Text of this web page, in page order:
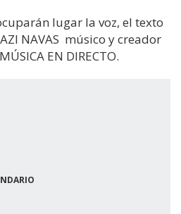
lugar la voz, el texto
NAVAS músico y creador
EN DIRECTO.